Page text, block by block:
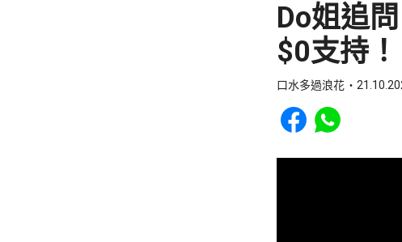
Do姐追
$0支持！
口水多過浪花
Share to Facebook
Share to